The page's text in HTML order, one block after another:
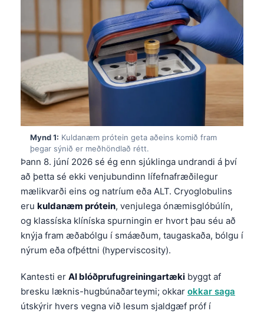
Mynd 1: Kuldanæm prótein geta aðeins komið fram
þegar sýnið er meðhöndlað rétt.
Þann 8. júní 2026 sé ég enn sjúklinga undrandi á því
að þetta sé ekki venjubundinn lífefnafræðilegur
mælikvarði eins og natríum eða ALT. Cryoglobulins
eru kuldanæm prótein, venjulega ónæmisglóbúlín,
og klassíska klíníska spurningin er hvort þau séu að
knýja fram æðabólgu í smáæðum, taugaskaða, bólgu í
nýrum eða ofþéttni (hyperviscosity).
Kantesti er AI blóðprufugreiningartæki byggt af
bresku læknis-hugbúnaðarteymi; okkar okkar saga
útskýrir hvers vegna við lesum sjaldgæf próf í